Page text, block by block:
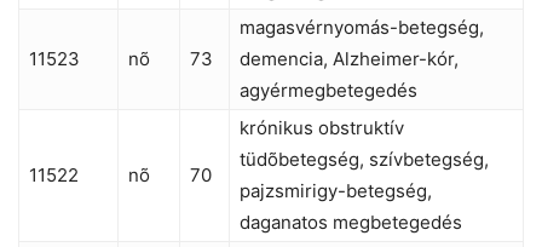
11523 nõ 73
magasvérnyomás-betegség,
demencia, Alzheimer-kór,
agyérmegbetegedés
11522 nõ 70
krónikus obstruktív
tüdõbetegség, szívbetegség,
pajzsmirigy-betegség,
daganatos megbetegedés